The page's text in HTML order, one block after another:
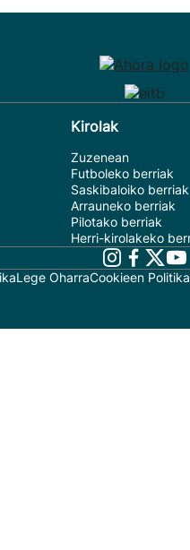
Kirolak
Zuzenean
Futboleko berriak
Saskibaloiko berriak
Arrauneko berriak
Pilotako berriak
Herri-kirolakeko
Lege OharraCookieen Politika